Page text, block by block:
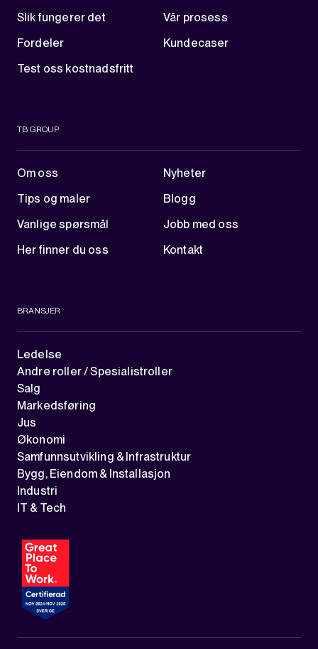
Slik fungerer det
Vår prosess
Fordeler
Kundecaser
Test oss kostnadsfritt
TB GROUP
Om oss
Nyheter
Tips og maler
Blogg
Vanlige spørsmål
Jobb med oss
Her finner du oss
Kontakt
BRANSJER
Ledelse
Andre roller / Spesialistroller
Salg
Markedsføring
Jus
Økonomi
Samfunnsutvikling & Infrastruktur
Bygg, Eiendom & Installasjon
Industri
IT & Tech